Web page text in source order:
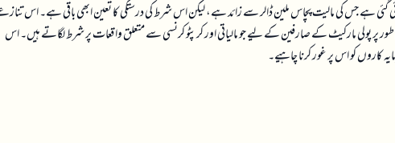
جس کی مالیت پچاس ملین ڈالر سے زائد ہے، لیکن اس شرط کی درستگی کا تعین ابھی باقی ہے۔ اس
پولی مارکیٹ کے صارفین کے لیے جو مالیاتی اور کرپٹو کرنسی سے متعلق واقعات پر شرط لگاتے ہیں۔ اس
کاروں کو اس پر غور کرنا چاہیے۔